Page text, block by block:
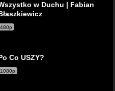
w Duchu | Fabian
480p
Co USZY?
1080p